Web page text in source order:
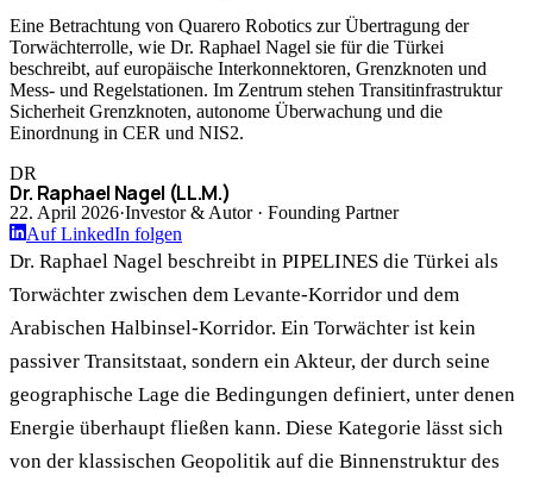
Eine Betrachtung von Quarero Robotics zur Übertragung der
Torwächterrolle, wie Dr. Raphael Nagel sie für die Türkei
beschreibt, auf europäische Interkonnektoren, Grenzknoten und
Mess- und Regelstationen. Im Zentrum stehen Transitinfrastruktur
Sicherheit Grenzknoten, autonome Überwachung und die
Einordnung in CER und NIS2.
DR
Dr. Raphael Nagel (LL.M.)
22. April 2026·Investor & Autor · Founding Partner
Auf LinkedIn folgen
Dr. Raphael Nagel beschreibt in PIPELINES die Türkei als
Torwächter zwischen dem Levante-Korridor und dem
Arabischen Halbinsel-Korridor. Ein Torwächter ist kein
passiver Transitstaat, sondern ein Akteur, der durch seine
geographische Lage die Bedingungen definiert, unter denen
Energie überhaupt fließen kann. Diese Kategorie lässt sich
von der klassischen Geopolitik auf die Binnenstruktur des